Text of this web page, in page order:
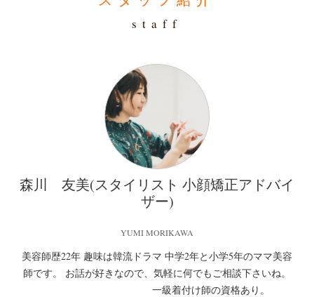
staff
森川 友美(スタイリスト 小顔矯正アドバイ
ザー)
YUMI MORIKAWA
美容師歴22年 趣味は韓流ドラマ 中学2年と小学5年のママ美容
師です。 お話が好きなので、気軽に何でもご相談下さいね。
一級着付け師の資格あり。